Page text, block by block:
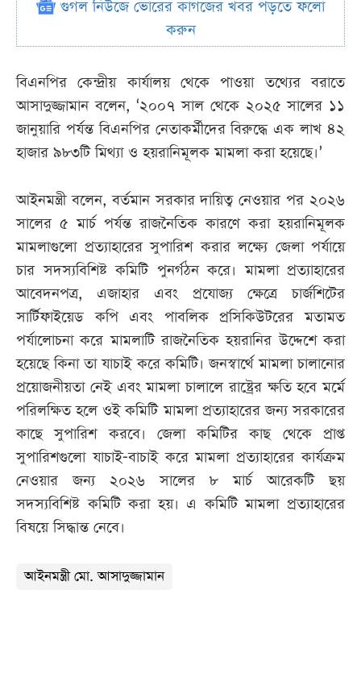
গুগল নিউজে ভোরের কাগজের খবর পড়তে ফলো
করুন
বিএনপির কেন্দ্রীয় কার্যালয় থেকে পাওয়া তথ্যের বরাতে
আসাদুজ্জামান বলেন, ‘২০০৭ সাল থেকে ২০২৫ সালের ১১
জানুয়ারি পর্যন্ত বিএনপির নেতাকর্মীদের বিরুদ্ধে এক লাখ ৪২
হাজার ৯৮৩টি মিথ্যা ও হয়রানিমূলক মামলা করা হয়েছে।’
আইনমন্ত্রী বলেন, বর্তমান সরকার দায়িত্ব নেওয়ার পর ২০২৬
সালের ৫ মার্চ পর্যন্ত রাজনৈতিক কারণে করা হয়রানিমূলক
মামলাগুলো প্রত্যাহারের সুপারিশ করার লক্ষ্যে জেলা পর্যায়ে
চার সদস্যবিশিষ্ট কমিটি পুনর্গঠন করে। মামলা প্রত্যাহারের
আবেদনপত্র, এজাহার এবং প্রযোজ্য ক্ষেত্রে চার্জশিটের
সার্টিফাইয়েড কপি এবং পাবলিক প্রসিকিউটরের মতামত
পর্যালোচনা করে মামলাটি রাজনৈতিক হয়রানির উদ্দেশে করা
হয়েছে কিনা তা যাচাই করে কমিটি। জনস্বার্থে মামলা চালানোর
প্রয়োজনীয়তা নেই এবং মামলা চালালে রাষ্ট্রের ক্ষতি হবে মর্মে
পরিলক্ষিত হলে ওই কমিটি মামলা প্রত্যাহারের জন্য সরকারের
কাছে সুপারিশ করবে। জেলা কমিটির কাছ থেকে প্রাপ্ত
সুপারিশগুলো যাচাই-বাচাই করে মামলা প্রত্যাহারের কার্যক্রম
নেওয়ার জন্য ২০২৬ সালের ৮ মার্চ আরেকটি ছয়
সদস্যবিশিষ্ট কমিটি করা হয়। এ কমিটি মামলা প্রত্যাহারের
বিষয়ে সিদ্ধান্ত নেবে।
আইনমন্ত্রী মো. আসাদুজ্জামান